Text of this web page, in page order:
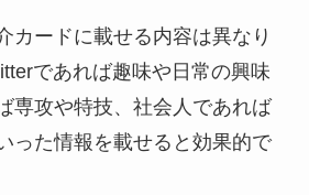
カードに載せる内容は異なり
であれば趣味や日常の興味
専攻や特技、社会人であれば
った情報を載せると効果的で